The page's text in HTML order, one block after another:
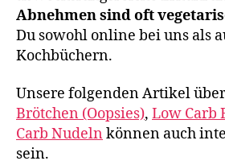
Abnehmen sind oft
Du sowohl online bei uns als
Kochbüchern.
Unsere folgenden Artikel
Brötchen (Oopsies), Low Carb
Carb Nudeln können auch
sein.